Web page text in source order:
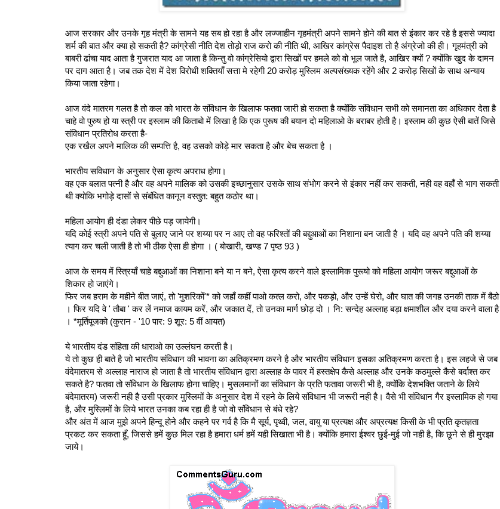
आज सरकार और उनके गृह मंत्री के सामने यह सब हो रहा है और लज्जाहीन गृहमंत्री अपने सामने होने की बात से इंकार कर रहे है इससे ज्यादा
शर्म की बात और क्‍या हो सकती है? कांग्रेसी नीति देश तोड़ो राज करो की नीति थी, आखिर कांग्रेस पैदाइश तो है अंग्रेजो की ही। गृहमंत्री को
बाबरी ढांचा याद आता है गुजरात याद आ जाता है किन्तु वो कांग्रेसियो द्वारा सिखों पर हमले को वो भूल जाते है, आखिर क्यों ? क्योंकि खुद के दामन
पर दाग आता है। जब तक देश में देश विरोधी शक्तियाँ सत्ता मे रहेगी 20 करोड़ मुस्लिम अल्पसंख्यक रहेंगे और 2 करोड़ सिखों के साथ अन्याय
किया जाता रहेगा।
आज वंदे मातरम गलत है तो कल को भारत के संविधान के खिलाफ फतवा जारी हो सकता है क्योंकि संविधान सभी को समानता का अधिकार देता है
चाहे वो पुरुष हो या स्त्री पर इस्लाम की किताबो में लिखा है कि एक पुरूष की बयान दो महिलाओ के बराबर होती है। इस्लाम की कुछ ऐसी बातें जिसे
संविधान प्रतिरोध करता है-
एक रखैल अपने मालिक की सम्पत्ति है, वह उसको कोड़े मार सकता है और बेच सकता है ।
भारतीय सविधान के अनुसार ऐसा कृत्‍य अपराध होगा।
वह एक बलात पत्नी है और वह अपने मालिक को उसकी इच्छानुसार उसके साथ संभोग करने से इंकार नहीं कर सकती, नही वह वहाँ से भाग सकती
थी क्योकि भगोड़े दासों से संबंधित कानून वस्तुत: बहुत कठोर था।
महिला आयोग ही दंडा लेकर पीछे पड़ जायेगी।
यदि कोई स्त्री अपने पति से बुलाए जाने पर शय्या पर न आए तो वह फरिश्तों की बद्दुआओं का निशाना बन जाती है । यदि वह अपने पति की शय्या
त्याग कर चली जाती है तो भी ठीक ऐसा ही होगा । ( बोखारी, खण्ड 7 पृष्ठ 93 )
आज के समय में स्त्रियाँ चाहे बद्दुआओं का निशाना बने या न बने, ऐसा कृत्‍य करने वाले इस्लामिक पुरूषो को महिला आयोग जरूर बद्दुआओं के
शिकार हो जाएंगे।
फिर जब हराम के महीने बीत जाएं, तो 'मुशरिकों'* को जहाँ कहीं पाओ कत्ल करो, और पकड़ो, और उन्हें घेरो, और घात की जगह उनकी ताक में बैठो
। फिर यदि वे ' तौबा ' कर लें नमाज कायम करें, और जकात दें, तो उनका मार्ग छोड़ दो । नि: सन्देह अल्लाह बड़ा क्षमाशील और दया करने वाला है
। *मूर्तिपूजको (कुरान - '10 पार: 9 शूर: 5 वीं आयत)
ये भारतीय दंड संहिता की धाराओ का उल्‍लंघन करती है।
ये तो कुछ ही बाते है जो भारतीय संविधान की भावना का अतिक्रमण करने है और भारतीय संविधान इसका अतिक्रमण करता है। इस लहजे से जब
वंदेमातरम से अल्लाह नाराज हो जाता है तो भारतीय संविधान द्वारा अल्लाह के पावर में हस्तक्षेप कैसे अल्लाह और उनके कठमुल्ले कैसे बर्दाश्त कर
सकते है? फतवा तो संविधान के खिलाफ होना चाहिए। मुसलमानों का संविधान के प्रति फतावा जरूरी भी है, क्योंकि देशभक्ति जताने के लिये
बंदेमातरम) जरूरी नही है उसी प्रकार मुस्लिमों के अनुसार देश में रहने के लिये संविधान भी जरूरी नही है। वैसे भी संविधान गैर इस्‍लामिक हो गया
है, और मुस्लिमों के लिये भारत उनका कब रहा ही है जो वो संविधान से बंधे रहे?
और अंत में आज मुझे अपने हिन्दू होने और कहने पर गर्व है कि मै सूर्य, पृथ्वी, जल, वायु या प्रत्यक्ष और अप्रत्यक्ष किसी के भी प्रति कृतज्ञता
प्रकट कर सकता हूँ, जिससे हमें कुछ मिल रहा है हमारा धर्म हमें यही सिखाता भी है। क्योंकि हमारा ईश्वर छुई-मुई जो नही है, कि छूने से ही मुरझा
जाये।